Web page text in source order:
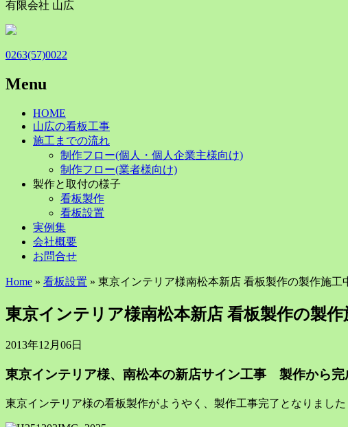
有限会社 山広
0263(57)0022
Menu
Skip
content
HOME
山広の看板工事
施工までの流れ
制作フロー(個人・個人企業主様向け)
制作フロー(業者様向け)
製作と取付の様子
看板製作
看板設置
実例集
会社概要
お問合せ
Home » 看板設置 » 東京インテリア様南松本新店 看板製作の製作施工
東京インテリア様南松本新店 看板製作の製作
2013年12月06日
東京インテリア様、南松本の新店サイン工事 製作から完
東京インテリア様の看板製作がようやく、製作工事完了となりました